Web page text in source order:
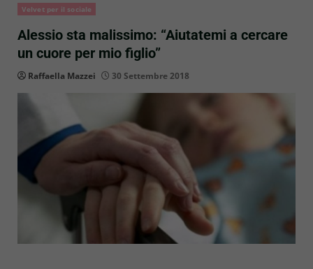
Velvet per il sociale
Alessio sta malissimo: “Aiutatemi a cercare
un cuore per mio figlio”
Raffaella Mazzei 30 Settembre 2018